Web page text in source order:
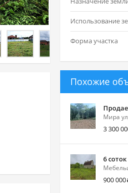
Форма участка
Похожие
Мира
3 300
6
900 000